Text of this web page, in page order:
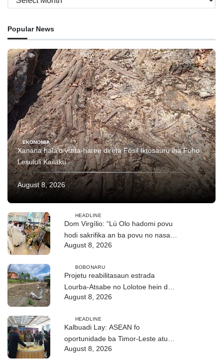
Popular News
EKONOMIA
Xanana hala’o vizita-haree direta Fósil Iktosauru iha Foho
Lesululi Kailaku
August 8, 2026
HEADLINE
Dom Virgílio: “Lú Olo hadomi povu
hodi sakrifika an ba povu no nasaun
ho fuan”
August 8, 2026
BOBONARU
Projetu reabilitasaun estrada
Lourba-Atsabe no Lolotoe hein de’it
vistu tribunál
August 8, 2026
HEADLINE
Kalbuadi Lay: ASEAN fo
oportunidade ba Timor-Leste atu
aselera transformasaun ekonómika
August 8, 2026